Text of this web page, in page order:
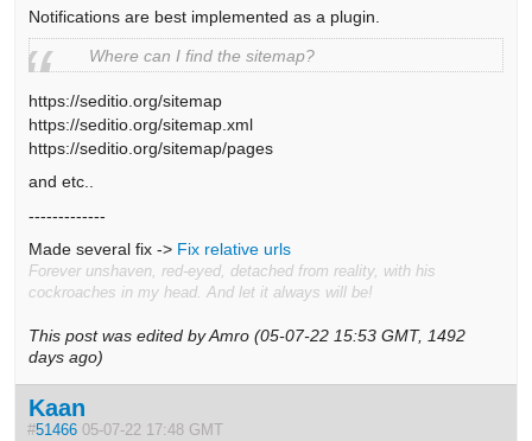
Notifications are best implemented as a plugin.
Where can I find the sitemap?
https://seditio.org/sitemap
https://seditio.org/sitemap.xml
https://seditio.org/sitemap/pages
and etc..
-------------
Made several fix -> Fix relative urls
Forever unshaven, red-eyed, detached from reality, with his
cockroaches in my head. And let it always will be!
This post was edited by Amro (05-07-22 15:53 GMT, 1492
days ago)
Kaan
#51466 05-07-22 17:48 GMT